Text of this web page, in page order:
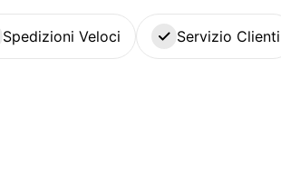
Spedizioni Veloci Servizio Clienti